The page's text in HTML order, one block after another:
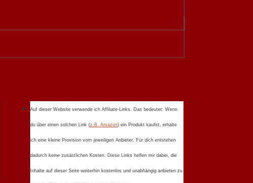
Auf dieser Website verwende ich Affiliate-Links. Das bedeutet: Wenn
du über einen solchen Link (z.B. Amazon) ein Produkt kaufst, erhalte
ich eine kleine Provision vom jeweiligen Anbieter. Für dich entstehen
dadurch keine zusätzlichen Kosten. Diese Links helfen mir dabei, die
Inhalte auf dieser Seite weiterhin kostenlos und unabhängig anbieten zu